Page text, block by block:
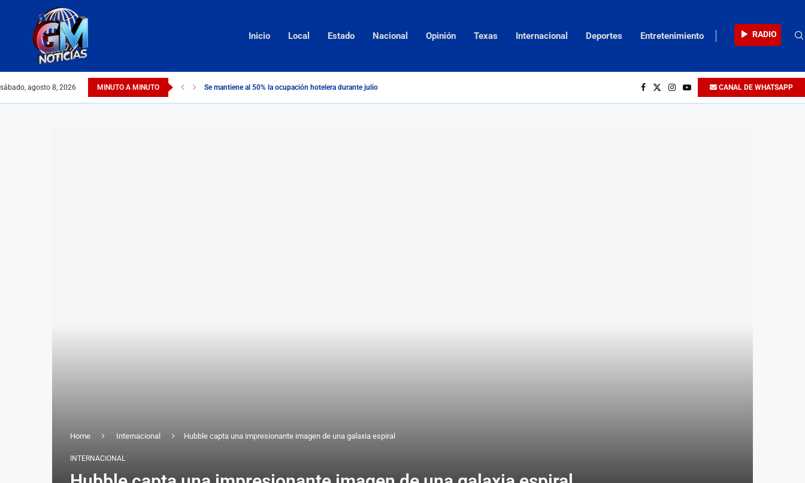
Inicio Local Estado Nacional Opinión Texas Internacional Deportes Entretenimiento RADIO
sábado, agosto 8, 2026 MINUTO A MINUTO Se mantiene al 50% la ocupación hotelera durante julio CANAL DE WHATSAPP
Home Internacional Hubble capta una impresionante imagen de una galaxia espiral
INTERNACIONAL